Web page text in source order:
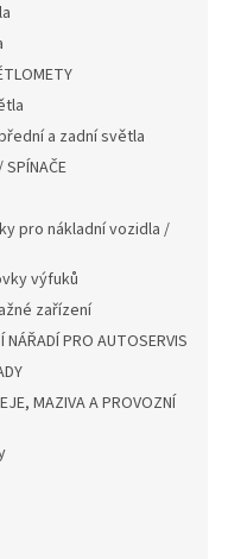
a zadní světla
SPÍNAČE
pro nákladní vozidla /
výfuků
zařízení
NÁŘADÍ PRO AUTOSERVIS
MAZIVA A PROVOZNÍ